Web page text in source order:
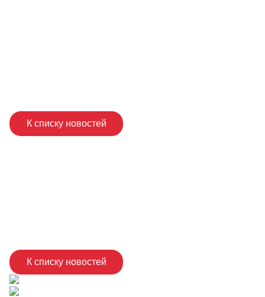
К списку новостей
К списку новостей